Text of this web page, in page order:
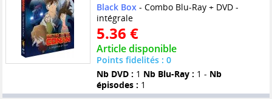
Black Box- Combo Blu-Ray + DVD -
intégrale
5.36 €
Article disponible
Points fidelités : 0
Nb DVD : 1 Nb Blu-Ray : 1 - Nb
épisodes : 1